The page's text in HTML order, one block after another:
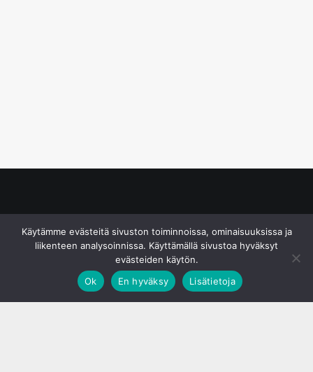
Käytämme evästeitä sivuston toiminnoissa, ominaisuuksissa ja
liikenteen analysoinnissa. Käyttämällä sivustoa hyväksyt
evästeiden käytön.
Ok
En hyväksy Lisätietoja